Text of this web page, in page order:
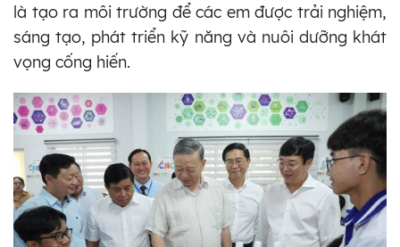
là tạo ra môi trường để các em được trải nghiệm,
sáng tạo, phát triển kỹ năng và nuôi dưỡng khát
vọng cống hiến.